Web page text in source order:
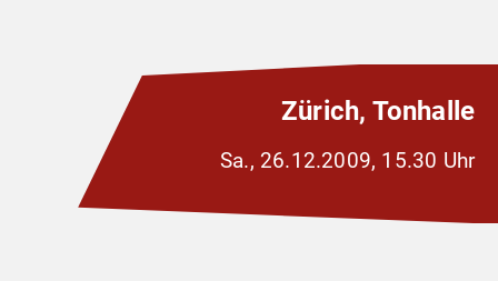
Zürich, Tonhalle
Sa., 26.12.2009, 15.30 Uhr